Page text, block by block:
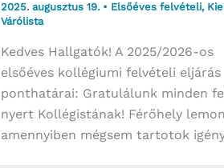
2025. augusztus 19. • Elsőéves felvételi,
Várólista
Kedves Hallgatók! A 2025/2026-os
elsőéves kollégiumi felvételi eljárás
ponthatárai: Gratulálunk minden
nyert Kollégistának! Férőhely
amennyiben mégsem tartotok